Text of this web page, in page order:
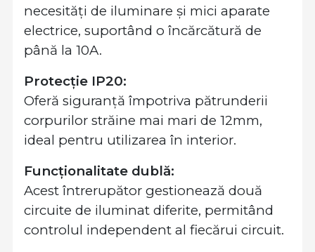
necesități de iluminare și mici aparate
electrice, suportând o încărcătură de
până la 10A.
Protecție IP20:
Oferă siguranță împotriva pătrunderii
corpurilor străine mai mari de 12mm,
ideal pentru utilizarea în interior.
Funcționalitate dublă:
Acest întrerupător gestionează două
circuite de iluminat diferite, permitând
controlul independent al fiecărui circuit.